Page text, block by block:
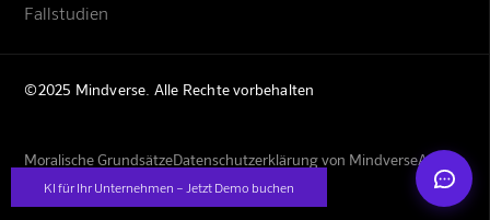
KI für Ihr Unternehmen – Jetzt Demo buchen
Mindverse
Fallstudien
©2025 Mindverse. Alle Rechte vorbehalten
Moralische GrundsätzeDatenschutzerklärung von MindverseAGBs
Impressum